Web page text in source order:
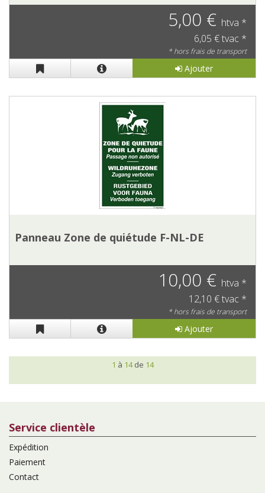
5,00 € htva *
6,05 € tvac *
* hors frais de transport
Ajouter
Panneau Zone de quiétude F-NL-DE
10,00 € htva *
12,10 € tvac *
* hors frais de transport
Ajouter
1 à 14de 14
Service clientèle
Expédition
Paiement
Contact